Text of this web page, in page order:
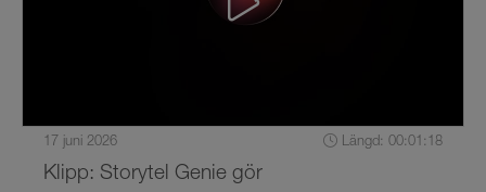
17 juni 2026 Längd: 00:01:18
Klipp: Storytel Genie gör